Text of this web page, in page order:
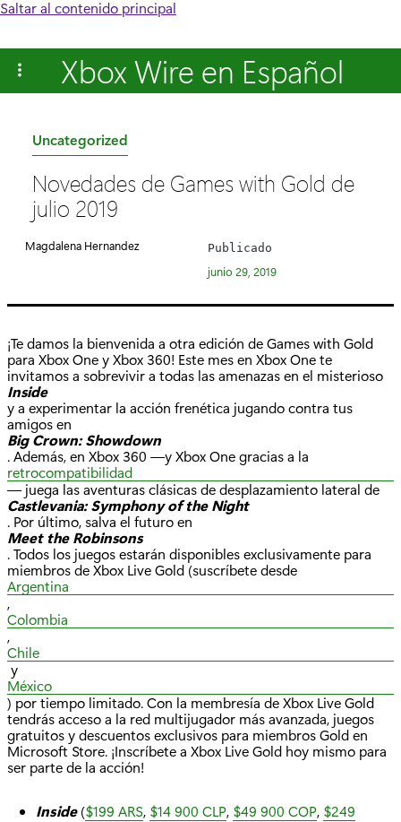
Saltar al contenido principal
Xbox Wire en Español
C
t
e
í
:
Uncategorized
Novedades de Games with Gold de
julio 2019
Magdalena Hernandez Publicado
junio 29, 2019
¡Te damos la bienvenida a otra edición de Games with Gold
para Xbox One y Xbox 360! Este mes en Xbox One te
invitamos a sobrevivir a todas las amenazas en el misterioso
Inside
y a experimentar la acción frenética jugando contra tus
amigos en
Big Crown: Showdown
. Además, en Xbox 360 —y Xbox One gracias a la
retrocompatibilidad
— juega las aventuras clásicas de desplazamiento lateral de
Castlevania: Symphony of the Night
. Por último, salva el futuro en
Meet the Robinsons
. Todos los juegos estarán disponibles exclusivamente para
miembros de Xbox Live Gold (suscríbete desde
Argentina
,
Colombia
,
Chile
y
México
) por tiempo limitado. Con la membresía de Xbox Live Gold
tendrás acceso a la red multijugador más avanzada, juegos
gratuitos y descuentos exclusivos para miembros Gold en
Microsoft Store. ¡Inscríbete a Xbox Live Gold hoy mismo para
ser parte de la acción!
Inside($199 ARS, $14 900 CLP, $49 900 COP, $249